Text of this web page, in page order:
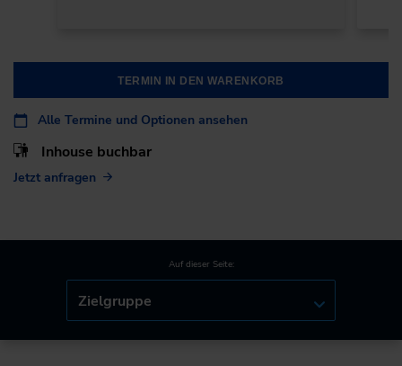
TERMIN IN DEN WARENKORB
Alle Termine und Optionen ansehen
Inhouse buchbar
Jetzt anfragen
Auf dieser Seite:
Zielgruppe